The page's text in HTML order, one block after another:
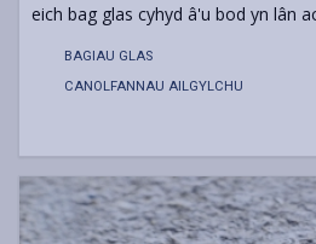
eich bag glas cyhyd â'u bod yn lân
BAGIAU GLAS
CANOLFANNAU AILGYLCHU